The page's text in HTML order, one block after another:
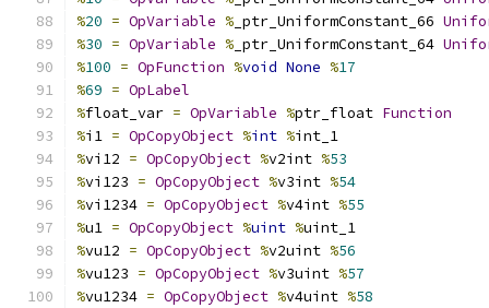
%20 = OpVariable % _ptr_UniformConstant_66
%30 = OpVariable % _ptr_UniformConstant_64
%100 = OpFunction %void None %17
%69 = OpLabel
%float_var = OpVariable %ptr_float Function
%i1 = OpCopyObject %int %int_1
%vi12 = OpCopyObject %v2int %53
%vi123 = OpCopyObject %v3int %54
%vi1234 = OpCopyObject %v4int %55
%u1 = OpCopyObject %uint %uint_1
%vu12 = OpCopyObject %v2uint %56
%vu123 = OpCopyObject %v3uint %57
%vu1234 = OpCopyObject %v4uint %58